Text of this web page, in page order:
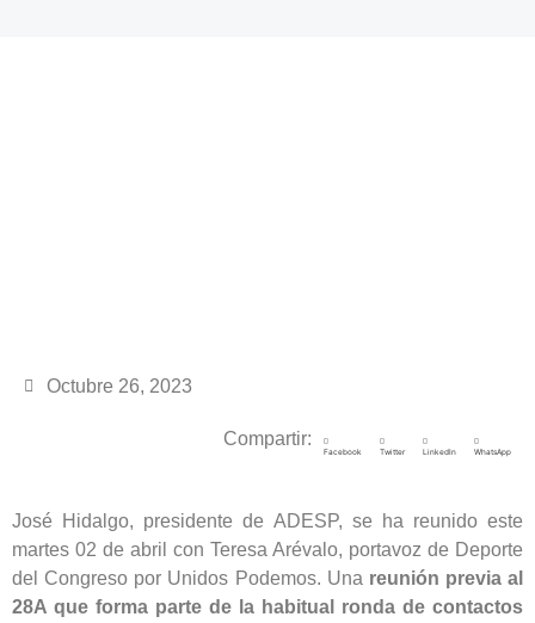
Octubre 26, 2023
Compartir:
Facebook Twitter LinkedIn WhatsApp
José Hidalgo, presidente de ADESP, se ha reunido este
martes 02 de abril con Teresa Arévalo, portavoz de Deporte
del Congreso por Unidos Podemos. Una reunión previa al
28A que forma parte de la habitual ronda de contactos